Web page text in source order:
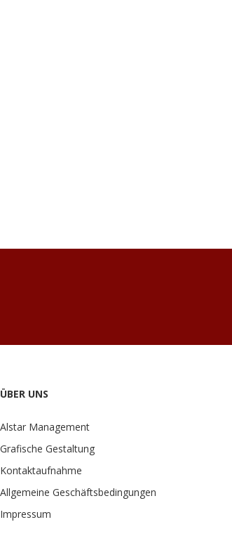
ÜBER UNS
Alstar Management
Grafische Gestaltung
Kontaktaufnahme
Allgemeine Geschäftsbedingungen
Impressum